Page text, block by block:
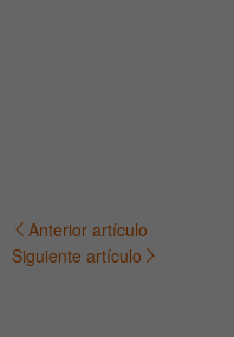
Navegación
Anterior artículo
Siguiente artículo